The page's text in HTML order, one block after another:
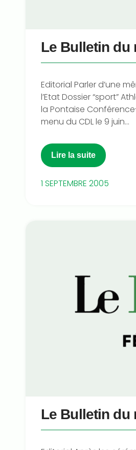
Le Bulletin du
Editorial Parler d’une
l’Etat Dossier “sport”
la Pontaise
menu du CDL le 9 juin...
Lire la suite
1 SEPTEMBRE 2005
Le Bulletin du